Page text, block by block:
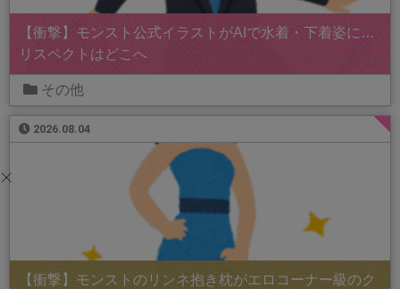
【衝撃】モンスト公式イラストがAIで水着・下着姿に…
リスペクトはどこへ
その他
2026.08.04
【衝撃】モンストのリンネ抱き枕がエロコーナー級のク